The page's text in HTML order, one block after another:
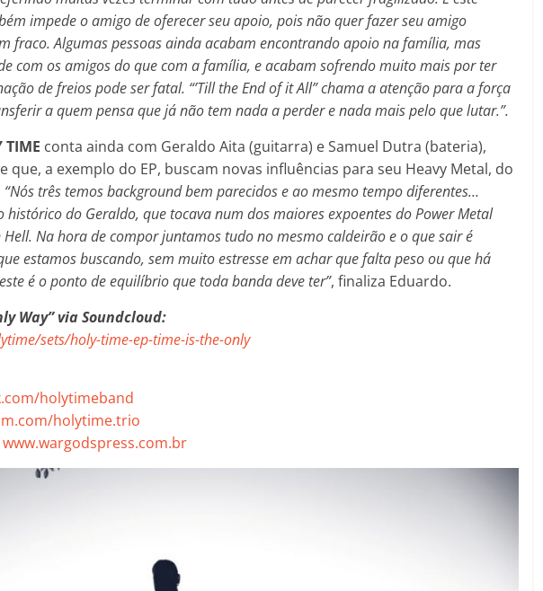
impede o amigo de oferecer seu apoio, pois não quer fazer seu amigo
fraco. Algumas pessoas ainda acabam encontrando apoio na família, mas
com os amigos do que com a família, e acabam sofrendo muito mais por ter
de freios pode ser fatal. “’Till the End of it All” chama a atenção para a força
a quem pensa que já não tem nada a perder e nada mais pelo que lutar.”.
TIME conta ainda com Geraldo Aita (guitarra) e Samuel Dutra (bateria),
que, a exemplo do EP, buscam novas influências para seu Heavy Metal, do
“Nós três temos background bem parecidos e ao mesmo tempo diferentes…
histórico do Geraldo, que tocava num dos maiores expoentes do Power Metal
Na hora de compor juntamos tudo no mesmo caldeirão e o que sair é
estamos buscando, sem muito estresse em achar que falta peso ou que há
é o ponto de equilíbrio que toda banda deve ter”, finaliza Eduardo.
Way”via Soundcloud:
sets/holy-time-ep-time-is-the-only
holytimeband
holytime.trio
www.wargodspress.com.br